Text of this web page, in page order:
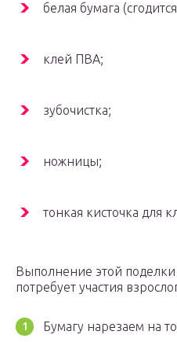
белая бумага
клей ПВА;
зубочистка;
ножницы;
тонкая кисточка для
Выполнение этой поделки
потребует участия
Бумагу нарезаем на